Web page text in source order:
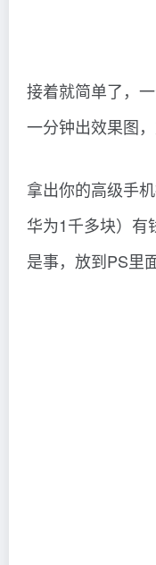
接着就简单了，
一分钟出效果图
拿出你的高级手
华为1千多块）有
是事，放到PS里